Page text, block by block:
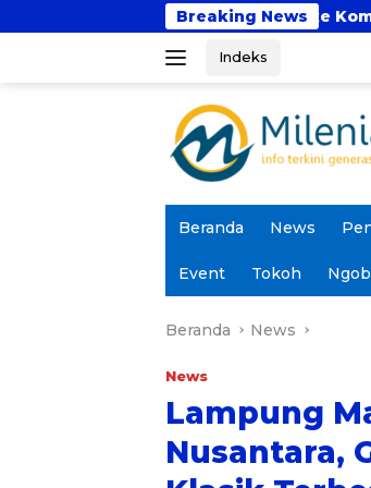
ke
Breaking News
ke Kompetisi BRIN 2026
Indeks
Beranda News
Event Tokoh
Beranda News
News
Lampung
Nusantara,